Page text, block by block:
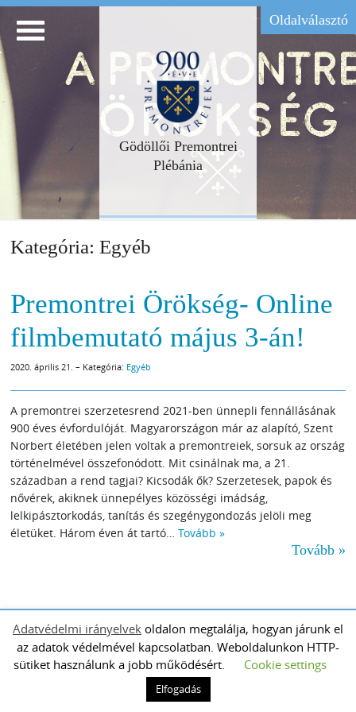
Oldalválasztó
Gödöllői Premontrei
Plébánia
Kategória: Egyéb
Premontrei Örökség- Online
filmbemutató május 3-án!
2020. április 21. – Kategória: Egyéb
A premontrei szerzetesrend 2021-ben ünnepli fennállásának
900 éves évfordulóját. Magyarországon már az alapító, Szent
Norbert életében jelen voltak a premontreiek, sorsuk az ország
történelmével összefonódott. Mit csinálnak ma, a 21.
században a rend tagjai? Kicsodák ők? Szerzetesek, papok és
nővérek, akiknek ünnepélyes közösségi imádság,
lelkipásztorkodás, tanítás és szegénygondozás jelöli meg
életüket. Három éven át tartó…Tovább »
Tovább »
Premontrei Rendi oldal
Adatvédelmi irányelvek oldalon megtalálja, hogyan járunk el
az adatok védelmével kapcsolatban. Weboldalunkon HTTP-
sütiket használunk a jobb működésért.
Cookie settings
Elfogadás
© 2026 Gödöllői Premontrei Plébánia.